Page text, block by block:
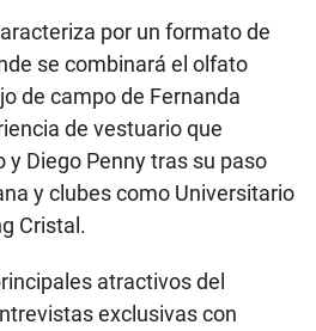
por un formato de
se combinará el olfato
de campo de Fernanda
de vestuario que
y Diego Penny tras su paso
y clubes como Universitario
Cristal.
atractivos del
exclusivas con